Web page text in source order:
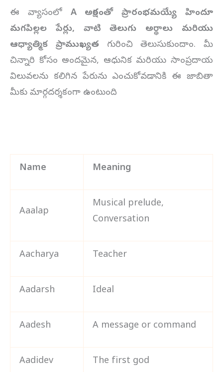
ఈ వ్యాసంలో A అక్షరంతో ప్రారంభమయ్యే హిందూ
మగపిల్లల పేర్లు, వాటి తెలుగు అర్థాలు మరియు
ఆధ్యాత్మిక ప్రాముఖ్యతగురించి తెలుసుకుందాం. మీ
చిన్నారి కోసం అందమైన, ఆధునిక మరియు సాంప్రదాయ
విలువలను కలిగిన పేరును ఎంచుకోవడానికి ఈ జాబితా
మీకు మార్గదర్శకంగా ఉంటుంది
Name Meaning
Aaalap
Musical prelude,
Conversation
Aacharya Teacher
Aadarsh Ideal
Aadesh A message or command
Aadidev The first god